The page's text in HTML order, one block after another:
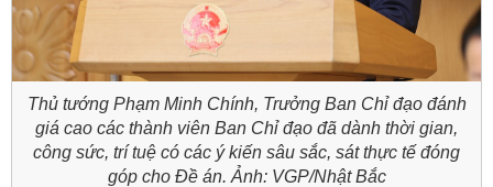
Thủ tướng Phạm Minh Chính, Trưởng Ban Chỉ đạo đánh
giá cao các thành viên Ban Chỉ đạo đã dành thời gian,
công sức, trí tuệ có các ý kiến sâu sắc, sát thực tế đóng
góp cho Đề án. Ảnh: VGP/Nhật Bắc